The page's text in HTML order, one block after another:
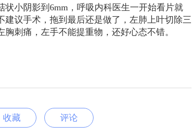
状小阴影到6mm，呼吸内科医生一开始看片就
议手术，拖到最后还是做了，左肺上叶切除三
刺痛，左手不能提重物，还好心态不错。
收藏 评论